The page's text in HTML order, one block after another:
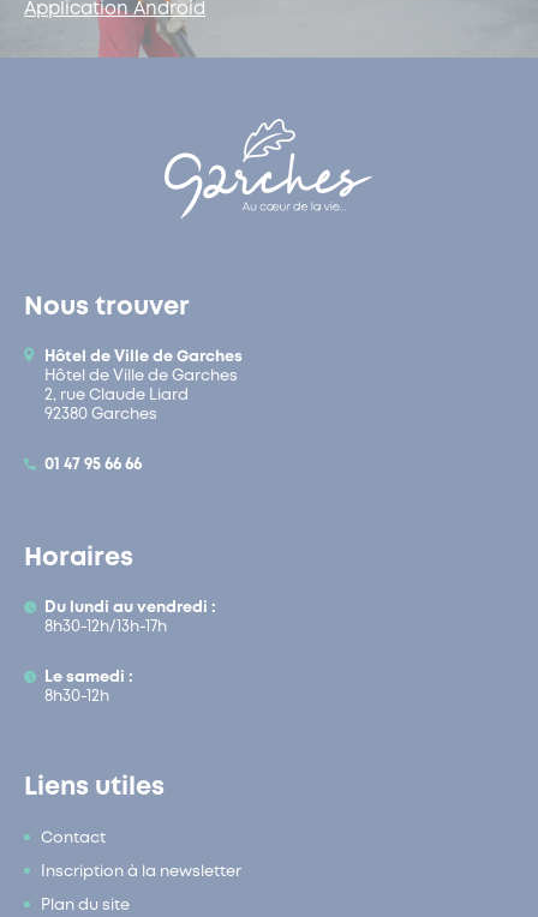
Application Android
Nous trouver
Hôtel de Ville de Garches
Hôtel de Ville de Garches
2, rue Claude Liard
92380 Garches
01 47 95 66 66
Horaires
Du lundi au vendredi :
8h30-12h/13h-17h
Le samedi :
8h30-12h
Liens utiles
Contact
Inscription à la newsletter
Plan du site